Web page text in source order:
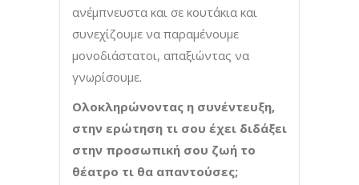
ανέμπνευστα και σε κουτάκια και
συνεχίζουμε να παραμένουμε
μονοδιάστατοι, απαξιώντας να
γνωρίσουμε.
Ολοκληρώνοντας η συνέντευξη,
στην ερώτηση τι σου έχει διδάξει
στην προσωπική σου ζωή το
θέατρο τι θα απαντούσες;